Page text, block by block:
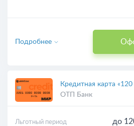
Подробнее
Кредитная карта
ОТП Банк
Льготный период до